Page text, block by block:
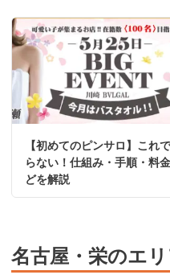
【初めてのピンサロ】これ
らない！仕組み・手順・料
どを解説
名古屋・栄のエ